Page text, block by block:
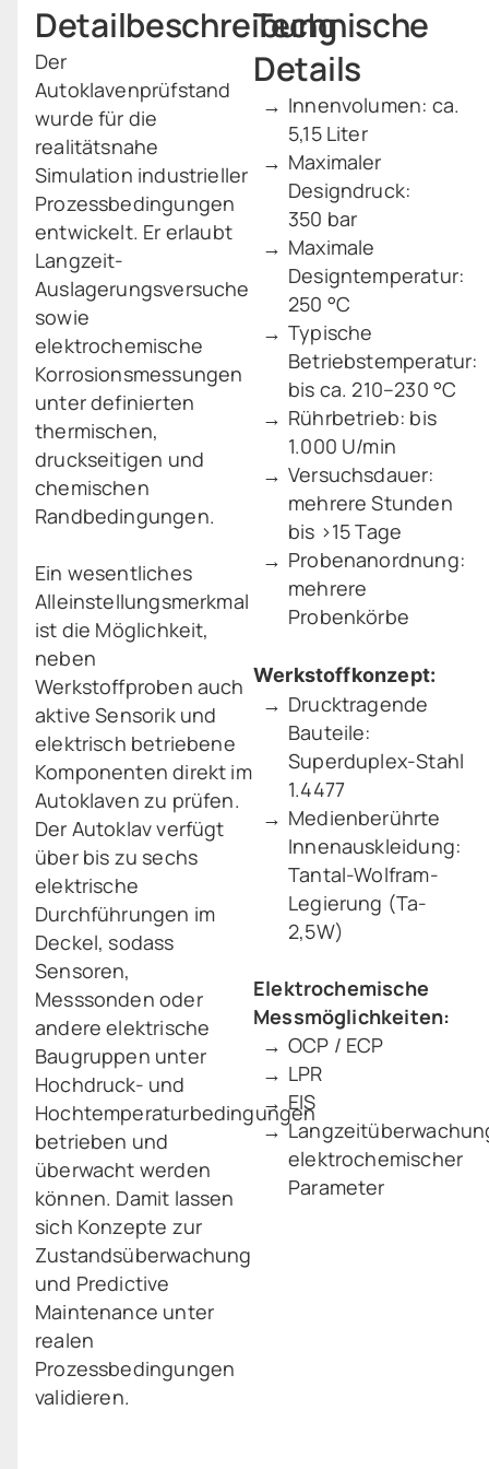
Detailbeschreibung
Der
Autoklavenprüfstand
wurde für die
realitätsnahe
Simulation industrieller
Prozessbedingungen
entwickelt. Er erlaubt
Langzeit-
Auslagerungsversuche
sowie
elektrochemische
Korrosionsmessungen
unter definierten
thermischen,
druckseitigen und
chemischen
Randbedingungen.
Ein wesentliches
Alleinstellungsmerkmal
ist die Möglichkeit,
neben
Werkstoffproben auch
aktive Sensorik und
elektrisch betriebene
Komponenten direkt im
Autoklaven zu prüfen.
Der Autoklav verfügt
über bis zu sechs
elektrische
Durchführungen im
Deckel, sodass
Sensoren,
Messsonden oder
andere elektrische
Baugruppen unter
Hochdruck- und
Hochtemperaturbedingungen
betrieben und
überwacht werden
können. Damit lassen
sich Konzepte zur
Zustandsüberwachung
und Predictive
Maintenance unter
realen
Prozessbedingungen
validieren.
Technische
Details
Innenvolumen: ca.
5,15 Liter
Maximaler
Designdruck:
350 bar
Maximale
Designtemperatur:
250 °C
Typische
Betriebstemperatur:
bis ca. 210–230 °C
Rührbetrieb: bis
1.000 U/min
Versuchsdauer:
mehrere Stunden
bis >15 Tage
Probenanordnung:
mehrere
Probenkörbe
Werkstoffkonzept:
Drucktragende
Bauteile:
Superduplex-Stahl
1.4477
Medienberührte
Innenauskleidung:
Tantal-Wolfram-
Legierung (Ta-
2,5W)
Elektrochemische
Messmöglichkeiten:
OCP / ECP
LPR
EIS
elektrochemischer
Parameter